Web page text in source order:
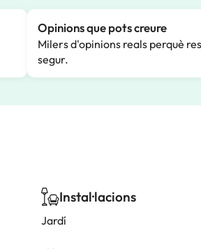
Opinions que pots creure
Milers d'opinions reals perquè
segur.
Instal·lacions
Jardí